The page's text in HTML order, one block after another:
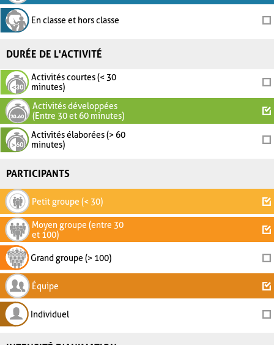
En classe et hors classe
DURÉE DE L'ACTIVITÉ
Activités courtes (< 30
minutes)
Activités développées
(Entre 30 et 60 minutes)
Activités élaborées (> 60
minutes)
PARTICIPANTS
Petit groupe (< 30)
Moyen groupe (entre 30
et 100)
Grand groupe (> 100)
Équipe
Individuel